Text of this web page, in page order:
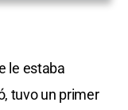
le estaba
tuvo un primer